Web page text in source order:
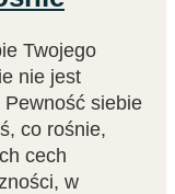
Twojego
nie jest
siebie
co rośnie,
cech
w